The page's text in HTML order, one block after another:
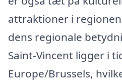
attraktioner i
dens regionale
Saint-Vincent ligger i
Europe/Brussels,